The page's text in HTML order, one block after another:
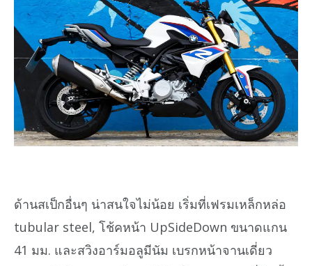
ด้านสเป็กอื่นๆ น่าสนใจไม่น้อย เริ่มที่เฟรมเหล็กหล่อ
tubular steel, โช้คหน้า UpSideDown ขนาดแกน
41 มม. และสวิงอาร์มอลูมีนัม เบรกหน้าจานเดี่ยว